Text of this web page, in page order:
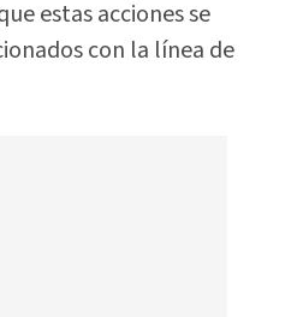
estas acciones se
con la línea de